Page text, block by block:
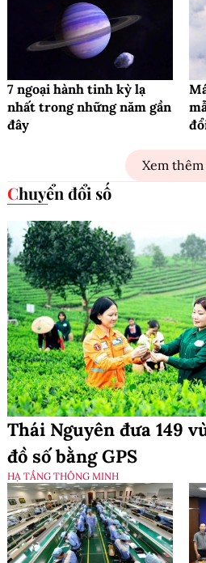
7 ngoại hành tinh kỳ lạ
nhất trong những năm gần
đây
Xem thêm
Chuyển đổi số
Thái Nguyên đưa 149
đồ số bằng GPS
HẠ TẦNG THÔNG MINH